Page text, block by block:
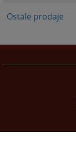
Ostale prodaje